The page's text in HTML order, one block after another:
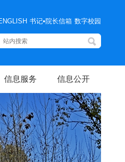
书记•院长信箱 数字校园
信息服务 信息公开